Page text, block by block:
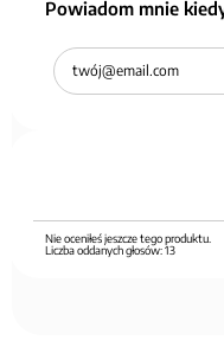
Powiadom mnie
Nie oceniłeś jeszcze tego produktu.
Liczba oddanych głosów:13